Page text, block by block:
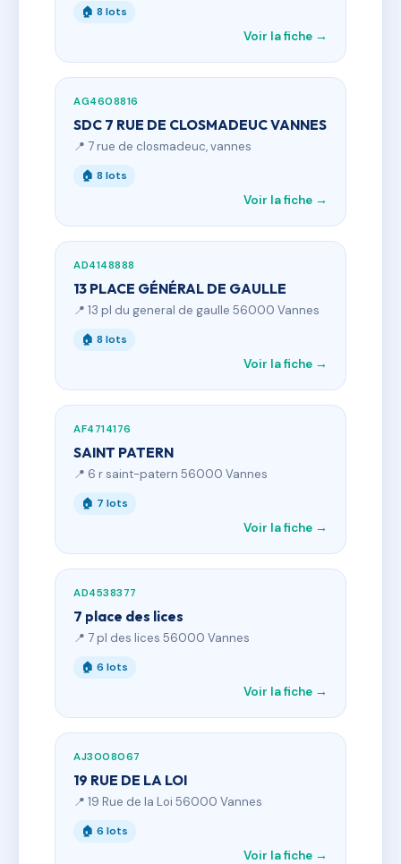
🏠 8 lots
Voir la fiche →
AG4608816
SDC 7 RUE DE CLOSMADEUC VANNES
📍 7 rue de closmadeuc, vannes
🏠 8 lots
Voir la fiche →
AD4148888
13 PLACE GÉNÉRAL DE GAULLE
📍 13 pl du general de gaulle 56000 Vannes
🏠 8 lots
Voir la fiche →
AF4714176
SAINT PATERN
📍 6 r saint-patern 56000 Vannes
🏠 7 lots
Voir la fiche →
AD4538377
7 place des lices
📍 7 pl des lices 56000 Vannes
🏠 6 lots
Voir la fiche →
AJ3008067
19 RUE DE LA LOI
📍 19 Rue de la Loi 56000 Vannes
🏠 6 lots
Voir la fiche →